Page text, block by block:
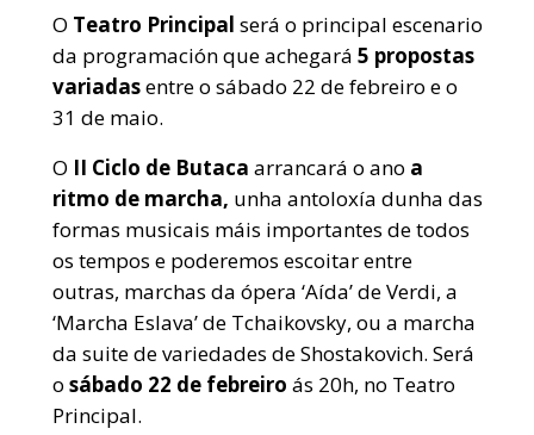
O Teatro Principal será o principal escenario
da programación que achegará 5 propostas
variadasentre o sábado 22 de febreiro e o
31 de maio.
O II Ciclo de Butaca arrancará o ano a
ritmo de marcha, unha antoloxía dunha das
formas musicais máis importantes de todos
os tempos e poderemos escoitar entre
outras, marchas da ópera ‘Aída’ de Verdi, a
‘Marcha Eslava’ de Tchaikovsky, ou a marcha
da suite de variedades de Shostakovich. Será
o sábado 22 de febreiro ás 20h, no Teatro
Principal.